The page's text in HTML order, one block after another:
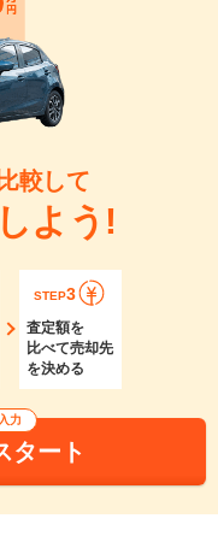
較して
よう!
STEP3
査定額を
比べて売却先
を決める
力
タート